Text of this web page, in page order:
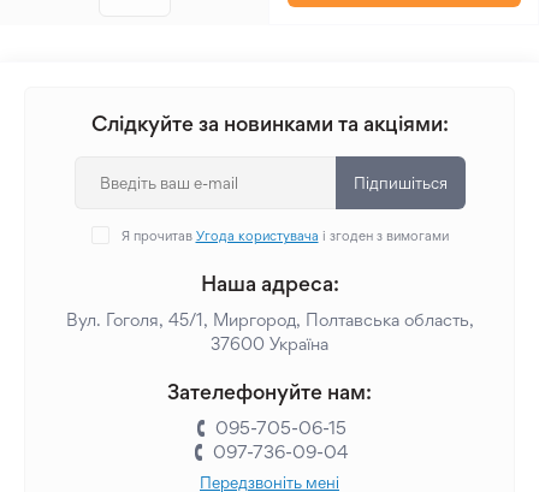
Слідкуйте за новинками та акціями:
Підпишіться
Я прочитав Угода користувача і згоден з вимогами
Наша адреса:
Вул. Гоголя, 45/1, Миргород, Полтавська область,
37600 Україна
Зателефонуйте нам:
095-705-06-15
097-736-09-04
Передзвоніть мені